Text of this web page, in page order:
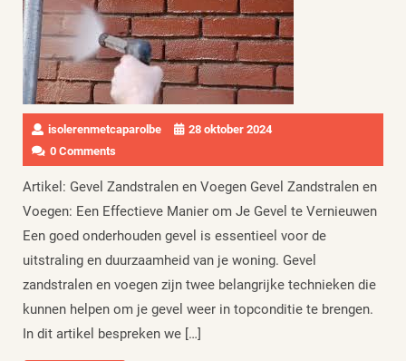
isolerenmetcaparolbe
28 oktober 2024
0 Comments
Artikel: Gevel Zandstralen en Voegen Gevel Zandstralen en
Voegen: Een Effectieve Manier om Je Gevel te Vernieuwen
Een goed onderhouden gevel is essentieel voor de
uitstraling en duurzaamheid van je woning. Gevel
zandstralen en voegen zijn twee belangrijke technieken die
kunnen helpen om je gevel weer in topconditie te brengen.
In dit artikel bespreken we […]